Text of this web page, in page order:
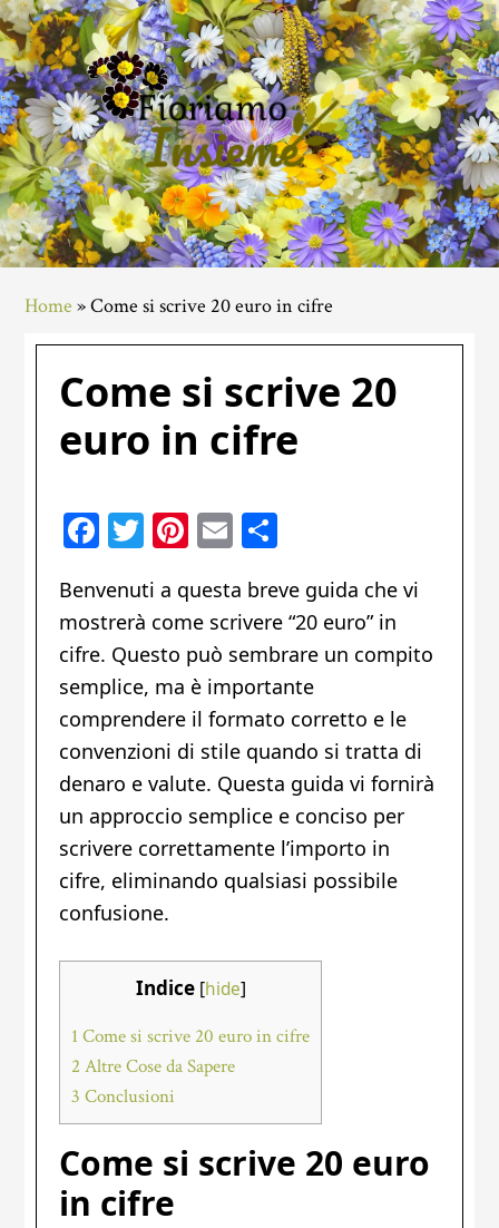
Skip
to
main
content
Skip
to
primary
sidebar
Skip
to
footer
Home »Come si scrive 20 euro in cifre
Come si scrive 20
euro in cifre
Facebook
Twitter
Pinterest
Email
Benvenuti a questa breve guida che vi
mostrerà come scrivere “20 euro” in
cifre. Questo può sembrare un compito
semplice, ma è importante
comprendere il formato corretto e le
convenzioni di stile quando si tratta di
denaro e valute. Questa guida vi fornirà
un approccio semplice e conciso per
scrivere correttamente l’importo in
cifre, eliminando qualsiasi possibile
confusione.
Indice [hide]
1 Come si scrive 20 euro in cifre
2 Altre Cose da Sapere
3 Conclusioni
Come si scrive 20 euro
in cifre